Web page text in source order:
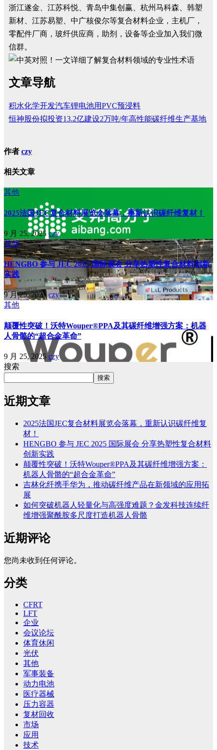
浙江遂金、江苏科悦、青岛中集创赢、杭州马科森、韩塑
新材、江苏易塑、中广核俊尔等复合材料企业，主机厂，
零配件厂商，玻纤供应商，助剂，设备等企业加入我们微
信群。
文章导航
积水化学开发汽车锂电池用PVC预浸料
恒神股份拟投资13.2亿建设2万吨/年高性能碳纤维生产基地
作者 czy
相关文章
其他
2025法国JEC复合材料展览会落幕，重新认识碳纤维复材！
9 月 25, 2025 czy
其他
HENGBO 参与 JEC 2025 国际展会 分享热塑性复合材料创新
实践
9 月 25, 2025czy
其他
颠覆性突破！沃特Wouper®PPA及其碳纤维增强方案：机器
人骨骼的“超合金革命”
9 月 25, 2025 czy
搜索
搜索
近期文章
2025法国JEC复合材料展览会落幕，重新认识碳纤维复
材！
HENGBO 参与 JEC 2025 国际展会 分享热塑性复合材料
创新实践
颠覆性突破！沃特Wouper®PPA及其碳纤维增强方案：
机器人骨骼的“超合金革命”
吉林化纤携手华为，推动碳纤维产品在新领域的应用拓
展
如何突破机器人轻量化与高强度难题？金发科技连续纤
维增强聚酰胺多尺度打造机器人骨骼
近期评论
您尚未收到任何评论。
分类
CFRT
LFT
企业
会议论坛
体育休闲
光伏
其他
军事装备
动力电池
医疗器械
压力容器
复材回收
市场
应用
技术